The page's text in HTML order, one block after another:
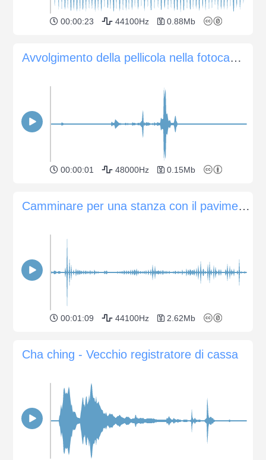
00:00:23 44100Hz 0.88Mb
Avvolgimento della pellicola nella fotocamera Canon AE-1
00:00:01 48000Hz 0.15Mb
Camminare per una stanza con il pavimento in legno
00:01:09 44100Hz 2.62Mb
Cha ching - Vecchio registratore di cassa